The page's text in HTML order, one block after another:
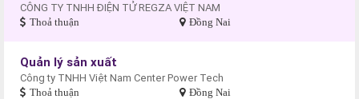
CÔNG TY TNHH ĐIỆN TỬ REGZA VIỆT NAM
Thoả thuận Đồng Nai
Quản lý sản xuất
Công ty TNHH Việt Nam Center Power Tech
Thoả thuận Đồng Nai